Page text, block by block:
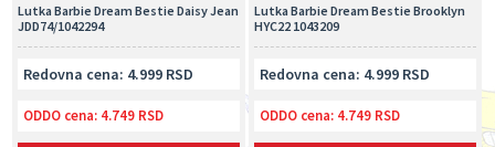
Lutka Barbie Dream Bestie Brooklyn
HYC22 1043209
Redovna cena: 4.999 RSD
ODDO cena: 4.749 RSD
Lutka Barbie Dream Bestie Daisy Jean
JDD74/1042294
Redovna cena: 4.999 RSD
ODDO cena: 4.749 RSD